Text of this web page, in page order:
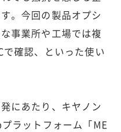
。今回の製品オプシ
事業所や工場では複
確認、といった使い
にあたり、キヤノン
ラットフォーム「ME